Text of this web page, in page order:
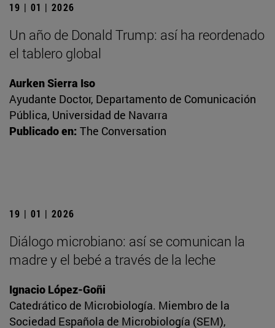
19 | 01 | 2026
Un año de Donald Trump: así ha reordenado
el tablero global
Aurken Sierra Iso
Ayudante Doctor, Departamento de Comunicación
Pública, Universidad de Navarra
Publicado en: The Conversation
19 | 01 | 2026
Diálogo microbiano: así se comunican la
madre y el bebé a través de la leche
Ignacio López-Goñi
Catedrático de Microbiología. Miembro de la
Sociedad Española de Microbiología (SEM),